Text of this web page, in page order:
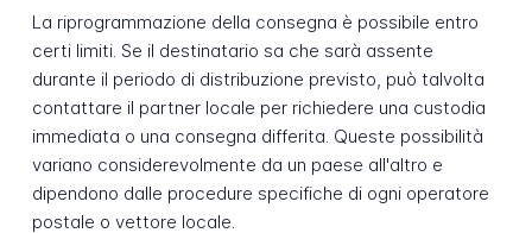
La riprogrammazione della consegna è possibile entro
certi limiti. Se il destinatario sa che sarà assente
durante il periodo di distribuzione previsto, può talvolta
contattare il partner locale per richiedere una custodia
immediata o una consegna differita. Queste possibilità
variano considerevolmente da un paese all'altro e
dipendono dalle procedure specifiche di ogni operatore
postale o vettore locale.